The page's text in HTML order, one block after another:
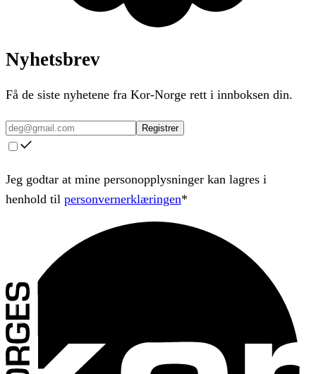
Nyhetsbrev
Få de siste nyhetene fra Kor-Norge rett i innboksen din.
Registrer
Jeg godtar at mine personopplysninger kan lagres i
henhold til personvernerklæringen*